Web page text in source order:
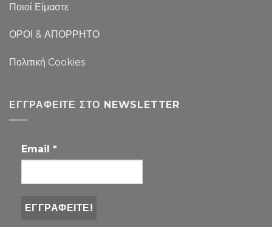
Ποιοί Είμαστε
ΟΡΟΙ & ΑΠΟΡΡΗΤΟ
Πολιτική Cookies
ΕΓΓΡΑΦΕΊΤΕ ΣΤΟ NEWSLETTER
Email *